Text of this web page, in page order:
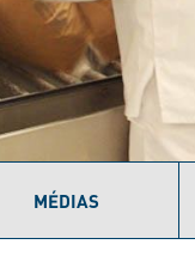
MÉDIAS